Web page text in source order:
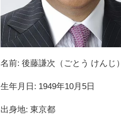
名前: 後藤謙次（ごとう けんじ）
生年月日: 1949年10月5日
出身地: 東京都